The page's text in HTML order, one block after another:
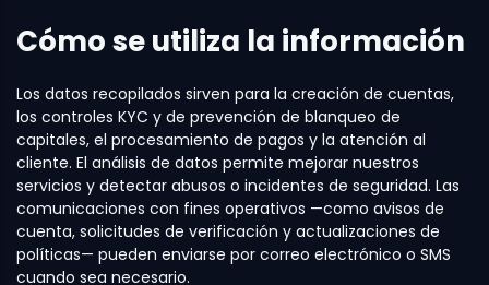
Cómo se utiliza la información
Los datos recopilados sirven para la creación de cuentas,
los controles KYC y de prevención de blanqueo de
capitales, el procesamiento de pagos y la atención al
cliente. El análisis de datos permite mejorar nuestros
servicios y detectar abusos o incidentes de seguridad. Las
comunicaciones con fines operativos —como avisos de
cuenta, solicitudes de verificación y actualizaciones de
políticas— pueden enviarse por correo electrónico o SMS
cuando sea necesario.